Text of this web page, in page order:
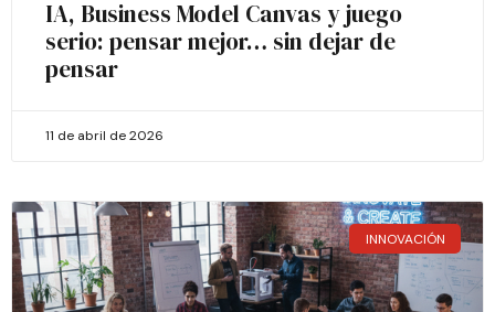
IA, Business Model Canvas y juego
serio: pensar mejor… sin dejar de
pensar
11 de abril de 2026
INNOVACIÓN